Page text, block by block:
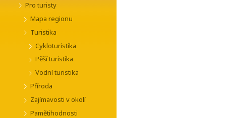
Pro turisty
Mapa regionu
Turistika
Cykloturistika
Pěší turistika
Vodní turistika
Příroda
Zajímavosti v okolí
Pamětihodnosti